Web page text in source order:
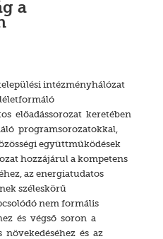
a
intézményhálózat
előadássorozat keretében
programsorozatokkal,
együttműködések
hozzájárul a kompetens
az energiatudatos
széleskörű
nem formális
és végső soron a
és az